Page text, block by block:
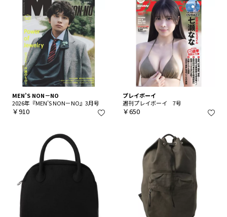
MEN’S NON－NO
2026年『MEN’S NON－NO』3月号
￥910
プレイボーイ
週刊プレイボーイ 7号
￥650